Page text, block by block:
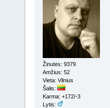
Žinutės: 9379
Amžius: 52
Vieta: Vilnius
Šalis:
Karma: +172/-3
Lytis: